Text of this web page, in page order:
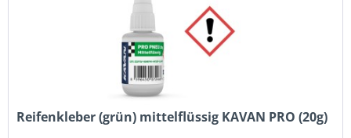
Reifenkleber (grün) mittelflüssig KAVAN PRO (20g)